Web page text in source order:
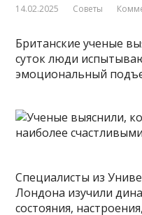
14.02.2025 Советы
Британские ученые
суток люди
эмоциональный
Специалисты из
Лондона изучили
состояния,